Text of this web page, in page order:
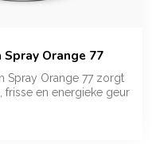
Spray Orange 77
Spray Orange 77 zorgt
frisse en energieke geur